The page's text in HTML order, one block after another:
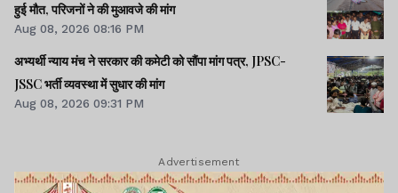
हुई मौत, परिजनों ने की मुआवजे की मांग
Aug 08, 2026 08:16 PM
अभ्यर्थी न्याय मंच ने सरकार की कमेटी को सौंपा मांग पत्र, JPSC-
JSSC भर्ती व्यवस्था में सुधार की मांग
Aug 08, 2026 09:31 PM
Advertisement